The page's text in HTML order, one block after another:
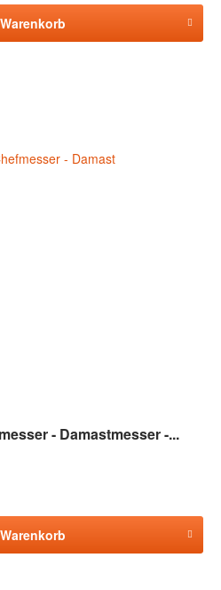
Warenkorb
- Damastmesser -...
Warenkorb